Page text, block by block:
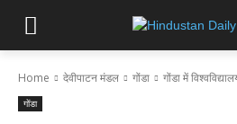
Home देवीपाटन मंडल गोंडा गोंडा में
गोंडा